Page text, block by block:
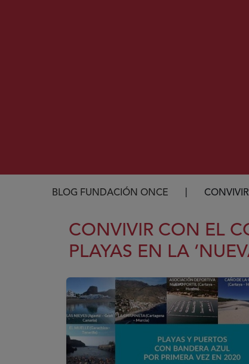
Ruta de
BLOG FUNDACIÓN ONCE
CONVIVIR CON EL
PLAYAS EN LA